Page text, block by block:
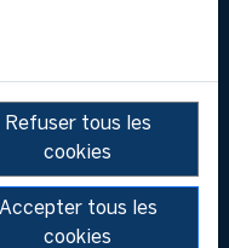
Refuser tous les
cookies
Accepter tous les
cookies